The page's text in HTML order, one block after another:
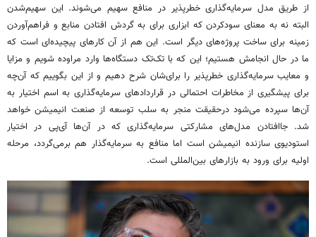
از طریق مدل سرمایه‌گذاری خطرپذیر در منافع سهیم می‌شوند. این سهیم‌شدن
البته نه به معنای سودکردن که ابزاری برای به گردش افتادن منابع و فراهم‌آوردن
زمینه برای ساخت پروژه‌های دیگر است. این هم از آن کارهای پیچیده‌ای است که
ما در حال انجامش هستیم؛ این که با تک‌تک دستگاه‌ها وارد مراوده شویم و مزایا
و معایب سرمایه‌گذاری خطرپذیر را برای‌شان شرح دهیم و از این بگوییم که آن‌چه
برای پیشگیری از مخاطرات احتمالی در قراردادهای سرمایه‌گذاری به اسم اختیار به
آن‌ها سپرده می‌شود درحقیقت منجر به سلب توسعه از صنعت انیمیشن‌ خواهد
شد. جاافتادن مدل‌های مشارکتی سرمایه‌گذاری که در آن‌ها آی‌پی در اختیار
استودیوی سازنده انیمیشن است اما منافع به سرمایه‌گذار هم برمی‌گردد، مرحله
اولیه برای ورود به بازارهای بین‌المللی است.